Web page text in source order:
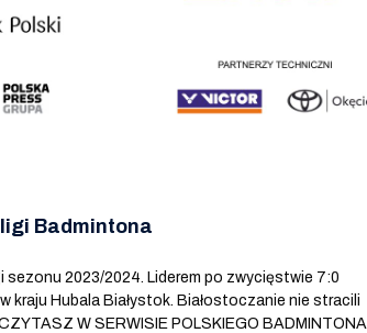
Badmintona
2023/2024. Liderem po zwycięstwie 7:0
kraju Hubala Białystok. Białostoczanie nie stracili
W SERWISIE POLSKIEGO BADMINTONA